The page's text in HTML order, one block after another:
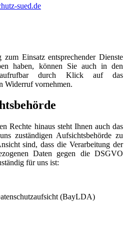
sued.de
Einsatz entsprechender Dienste
haben, können Sie auch in den
(aufrufbar durch Klick auf das
Widerruf vornehmen.
Rechte hinaus steht Ihnen auch das
zuständigen Aufsichtsbehörde zu
sind, dass die Verarbeitung der
Daten gegen die DSGVO
für uns ist:
(BayLDA)